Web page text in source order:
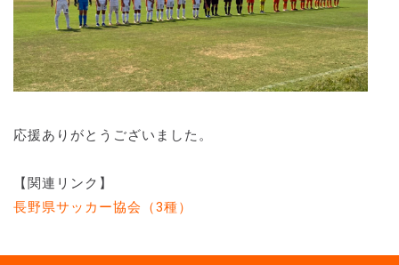
応援ありがとうございました。
【関連リンク】
長野県サッカー協会（3種）